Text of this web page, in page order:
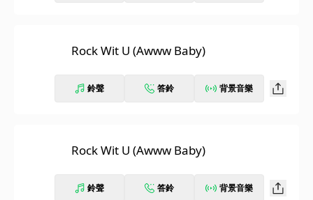
Rock Wit U (Awww Baby)
鈴聲 答鈴 背景音樂
Rock Wit U (Awww Baby)
鈴聲 答鈴 背景音樂